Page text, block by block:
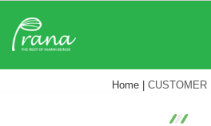
Home | CUSTOMER|